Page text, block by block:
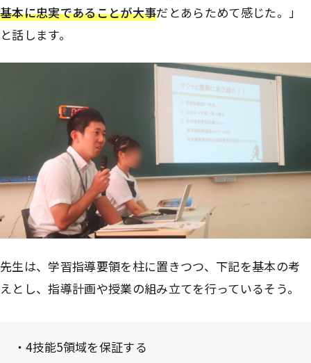
基本に忠実であることが大事だとあらためて感じた。」
と話します。
先生は、学習指導要領を柱に置きつつ、下記を基本の考
えとし、指導計画や授業の組み立てを行っているそう。
・4技能5領域を保証する